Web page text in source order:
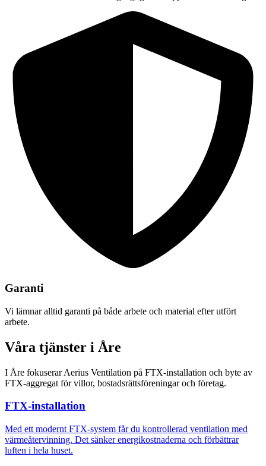
Garanti
Vi lämnar alltid garanti på både arbete och material efter utfört
arbete.
Våra tjänster i Åre
I Åre fokuserar Aerius Ventilation på FTX-installation och byte av
FTX-aggregat för villor, bostadsrättsföreningar och företag.
FTX-installation
Med ett modernt FTX-system får du kontrollerad ventilation med
värmeåtervinning. Det sänker energikostnaderna och förbättrar
luften i hela huset.